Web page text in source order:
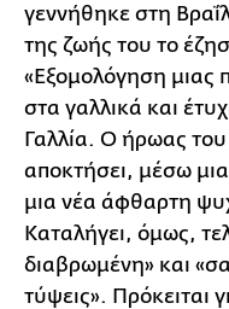
γεννήθηκε στη
της ζωής του το
«Εξομολόγηση μιας
στα γαλλικά και
Γαλλία. Ο ήρωας του
αποκτήσει, μέσω
μια νέα άφθαρτη
Καταλήγει, όμως,
διαβρωμένη» και
τύψεις». Πρόκειται